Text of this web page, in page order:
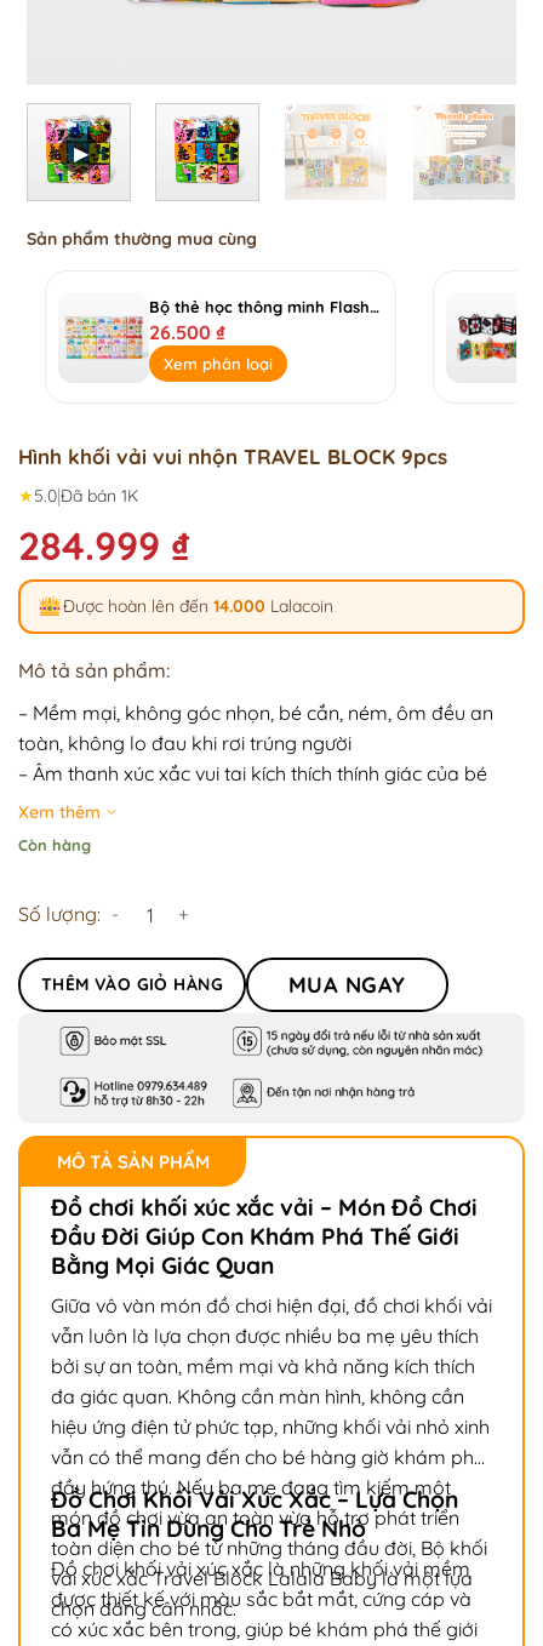
Sản phẩm thường mua cùng
Bộ thẻ học thông minh Flashcard Mini song ngữ Anh-Việt
26.500₫
Xem phân loại
Hình khối vải vui nhộn TRAVEL BLOCK 9pcs
★5.0|Đã bán 1K
284.999 ₫
Được hoàn lên đến 14.000 Lalacoin
Mô tả sản phẩm:
– Mềm mại, không góc nhọn, bé cắn, ném, ôm đều an
toàn, không lo đau khi rơi trúng người
– Âm thanh xúc xắc vui tai kích thích thính giác của bé
– Song ngữ Anh – Việt
– Nội dung đơn giản, dễ hiểu, chủ đề gần gũi, phù hợp với
Xem thêm
Còn hàng
Số lượng:
THÊM VÀO GIỎ HÀNG MUA NGAY
MÔ TẢ SẢN PHẨM
Đồ chơi khối xúc xắc vải – Món Đồ Chơi
Đầu Đời Giúp Con Khám Phá Thế Giới
Bằng Mọi Giác Quan
Giữa vô vàn món đồ chơi hiện đại, đồ chơi khối vải
vẫn luôn là lựa chọn được nhiều ba mẹ yêu thích
bởi sự an toàn, mềm mại và khả năng kích thích
đa giác quan. Không cần màn hình, không cần
hiệu ứng điện tử phức tạp, những khối vải nhỏ xinh
vẫn có thể mang đến cho bé hàng giờ khám phá
đầy hứng thú. Nếu ba mẹ đang tìm kiếm một
món đồ chơi vừa an toàn vừa hỗ trợ phát triển
toàn diện cho bé từ những tháng đầu đời, Bộ khối
vải xúc xắc Travel Block Lalala Baby là một lựa
chọn đáng cân nhắc.
Đồ Chơi Khối Vải Xúc Xắc – Lựa Chọn
Ba Mẹ Tin Dùng Cho Trẻ Nhỏ
Đồ chơi khối vải xúc xắc là những khối vải mềm
được thiết kế với màu sắc bắt mắt, cứng cáp và
có xúc xắc bên trong, giúp bé khám phá thế giới